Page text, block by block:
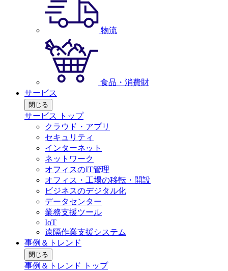
物流
食品・消費財
サービス
閉じる
サービス トップ
クラウド・アプリ
セキュリティ
インターネット
ネットワーク
オフィスのIT管理
オフィス・工場の移転・開設
ビジネスのデジタル化
データセンター
業務支援ツール
IoT
遠隔作業支援システム
事例＆トレンド
閉じる
事例＆トレンド トップ